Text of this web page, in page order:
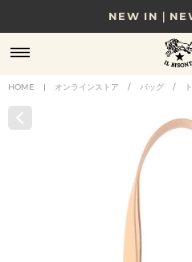
NEW IN｜
8/17(月)10時まで｜税込
贈る相手やシーンから選べ
HOME | オンラインストア / バッグ /